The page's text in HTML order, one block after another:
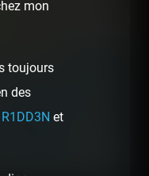
mon
toujours
des
R1DD3N et